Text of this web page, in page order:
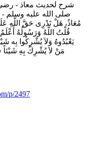
شرح لحديث معاذ - رضي
صلى الله عليه وسلم -
مُعَاذُ، هَلْ تَدْرِى حَقَّ اللَّهِ
قُلْتُ اللَّهُ وَرَسُولُهُ
يَعْبُدُوهُ وَلاَ يُشْرِكُوا بِه
مَنْ لاَ يُشْرِكُ بِهِ شَيْئاً
p/2497